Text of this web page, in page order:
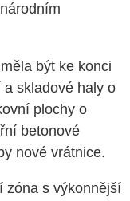
být ke konci
skladové haly o
plochy o
betonové
nové vrátnice.
zóna s výkonnější